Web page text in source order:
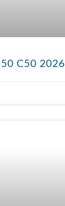
C50 2026